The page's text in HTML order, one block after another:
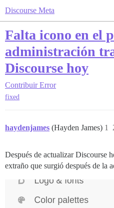
Discourse Meta
Falta icono en el
administración
Discourse hoy
Contribuir Error
fixed
haydenjames (Hayden James) 1
Después de actualizar Discourse
extraño que surgió después de la